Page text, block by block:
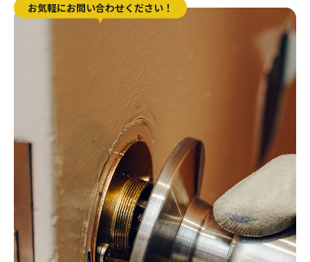
お気軽にお問い合わせください！